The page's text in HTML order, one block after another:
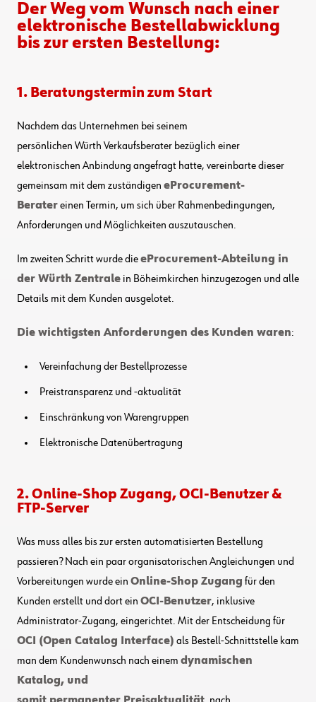
Der Weg vom Wunsch nach einer
elektronische Bestellabwicklung
bis zur ersten Bestellung:
1. Beratungstermin zum Start
Nachdem das Unternehmen bei seinem
persönlichen Würth Verkaufsberater bezüglich einer
elektronischen Anbindung angefragt hatte, vereinbarte dieser
gemeinsam mit dem zuständigen eProcurement-
Beratereinen Termin, um sich über Rahmenbedingungen,
Anforderungen und Möglichkeiten auszutauschen.
Im zweiten Schritt wurde dieeProcurement-Abteilung in
der Würth Zentrale in Böheimkirchen hinzugezogen und alle
Details mit dem Kunden ausgelotet.
Die wichtigsten Anforderungen des Kunden waren:
Vereinfachung der Bestellprozesse
Preistransparenz und -aktualität
Einschränkung von Warengruppen
Elektronische Datenübertragung
2. Online-Shop Zugang, OCI-Benutzer &
FTP-Server
Was muss alles bis zur ersten automatisierten Bestellung
passieren? Nach ein paar organisatorischen Angleichungen und
Vorbereitungen wurde ein Online-Shop Zugang für den
Kunden erstellt und dortein OCI-Benutzer, inklusive
Administrator-Zugang, eingerichtet. Mit der Entscheidung für
OCI (Open Catalog Interface) als Bestell-Schnittstelle kam
man dem Kundenwunsch nach einem dynamischen
Katalog, und